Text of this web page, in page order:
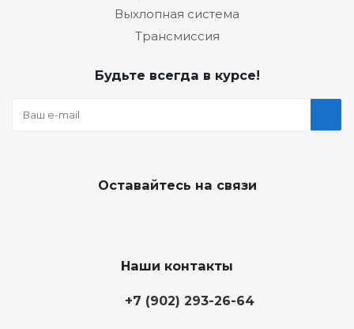
Выхлопная система
Трансмиссия
Будьте всегда в курсе!
Оставайтесь на связи
Наши контакты
+7 (902) 293-26-64